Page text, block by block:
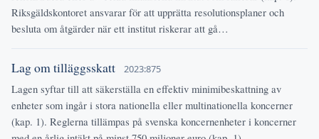
Riksgäldskontoret ansvarar för att upprätta resolutionsplaner och
besluta om åtgärder när ett institut riskerar att gå…
Lag om tilläggsskatt 2023:875
Lagen syftar till att säkerställa en effektiv minimibeskattning av
enheter som ingår i stora nationella eller multinationella koncerner
(kap. 1). Reglerna tillämpas på svenska koncernenheter i koncerner